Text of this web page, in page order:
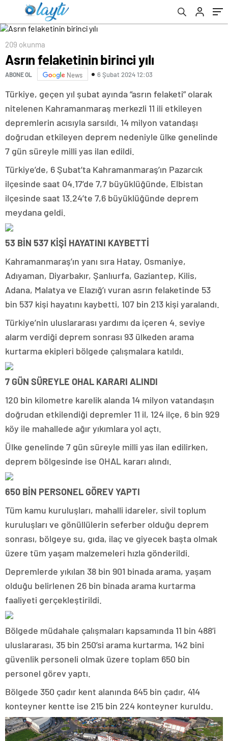
209 okunma
Asrın felaketinin birinci yılı
ABONE OL News 6 Şubat 2024 12:03
Türkiye, geçen yıl şubat ayında “asrın felaketi” olarak
nitelenen Kahramanmaraş merkezli 11 ili etkileyen
depremlerin acısıyla sarsıldı. 14 milyon vatandaşı
doğrudan etkileyen deprem nedeniyle ülke genelinde
7 gün süreyle milli yas ilan edildi.
Türkiye’de, 6 Şubat’ta Kahramanmaraş’ın Pazarcık
ilçesinde saat 04.17’de 7,7 büyüklüğünde, Elbistan
ilçesinde saat 13.24’te 7,6 büyüklüğünde deprem
meydana geldi.
53 BİN 537 KİŞİ HAYATINI KAYBETTİ
Kahramanmaraş’ın yanı sıra Hatay, Osmaniye,
Adıyaman, Diyarbakır, Şanlıurfa, Gaziantep, Kilis,
Adana, Malatya ve Elazığ’ı vuran asrın felaketinde 53
bin 537 kişi hayatını kaybetti, 107 bin 213 kişi yaralandı.
Türkiye’nin uluslararası yardımı da içeren 4. seviye
alarm verdiği deprem sonrası 93 ülkeden arama
kurtarma ekipleri bölgede çalışmalara katıldı.
7 GÜN SÜREYLE OHAL KARARI ALINDI
120 bin kilometre karelik alanda 14 milyon vatandaşın
doğrudan etkilendiği depremler 11 il, 124 ilçe, 6 bin 929
köy ile mahallede ağır yıkımlara yol açtı.
Ülke genelinde 7 gün süreyle milli yas ilan edilirken,
deprem bölgesinde ise OHAL kararı alındı.
650 BİN PERSONEL GÖREV YAPTI
Tüm kamu kuruluşları, mahalli idareler, sivil toplum
kuruluşları ve gönüllülerin seferber olduğu deprem
sonrası, bölgeye su, gıda, ilaç ve giyecek başta olmak
üzere tüm yaşam malzemeleri hızla gönderildi.
Depremlerde yıkılan 38 bin 901 binada arama, yaşam
olduğu belirlenen 26 bin binada arama kurtarma
faaliyeti gerçekleştirildi.
Bölgede müdahale çalışmaları kapsamında 11 bin 488’i
uluslararası, 35 bin 250’si arama kurtarma, 142 bini
güvenlik personeli olmak üzere toplam 650 bin
personel görev yaptı.
Bölgede 350 çadır kent alanında 645 bin çadır, 414
konteyner kentte ise 215 bin 224 konteyner kuruldu.